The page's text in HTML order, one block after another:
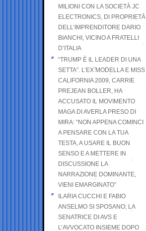
MILIONI CON LA SOCIETÀ JC
ELECTRONICS, DI PROPRIETÀ
DELL’IMPRENDITORE DARIO
BIANCHI, VICINO A FRATELLI
D’ITALIA
“TRUMP È IL LEADER DI UNA
SETTA”. L’EX MODELLA E MISS
CALIFORNIA 2009, CARRIE
PREJEAN BOLLER, HA
ACCUSATO IL MOVIMENTO
MAGA DI AVERLA PRESO DI
MIRA: “NON APPENA COMINCI
A PENSARE CON LA TUA
TESTA, A USARE IL BUON
SENSO E A METTERE IN
DISCUSSIONE LA
NARRAZIONE DOMINANTE,
VIENI EMARGINATO”
ILARIA CUCCHI E FABIO
ANSELMO SI SPOSANO; LA
SENATRICE DI AVS E
L’AVVOCATO INSIEME DOPO